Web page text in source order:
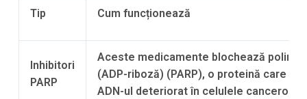
Tip Cum funcționează
Inhibitori
PARP
Aceste medicamente blochează
(ADP-riboză) (PARP), o proteină care
ADN-ul deteriorat în celulele